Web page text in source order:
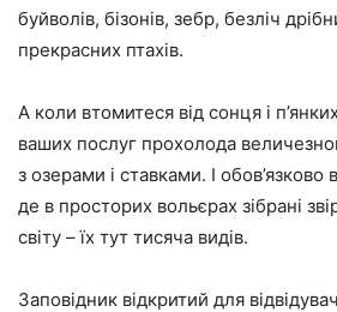
буйволів, бізонів, зебр, безліч
прекрасних птахів.
А коли втомитеся від сонця і
ваших послуг прохолода
з озерами і ставками. І обов’язково
де в просторих вольєрах зібрані
світу – їх тут тисяча видів.
Заповідник відкритий для